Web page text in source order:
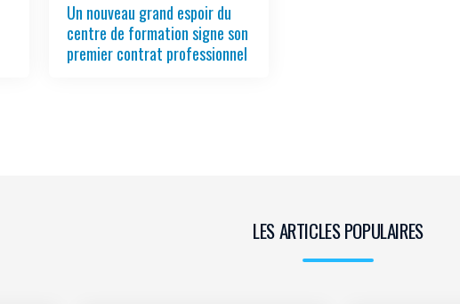
Un nouveau grand espoir du
centre de formation signe son
premier contrat professionnel
LES ARTICLES POPULAIRES